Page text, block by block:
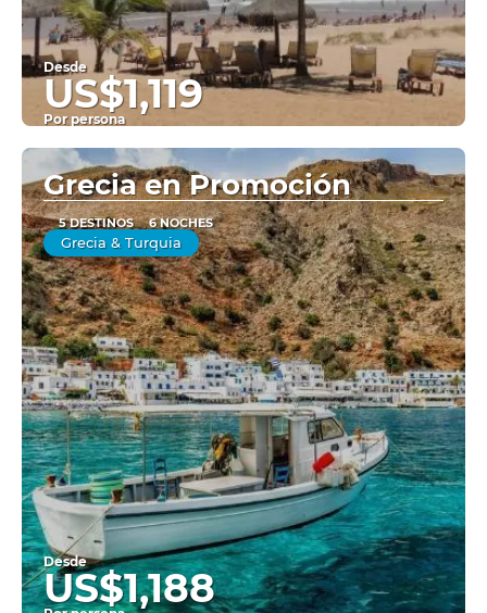
Desde
US$1,119
Por persona
Ver
Grecia en Promoción
5 DESTINOS 6 NOCHES
Grecia & Turquia
Desde
US$1,188